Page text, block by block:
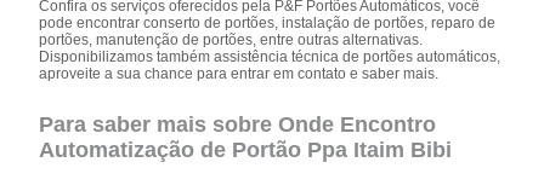
Confira os serviços oferecidos pela P&F Portões Automáticos, você
pode encontrar conserto de portões, instalação de portões, reparo de
portões, manutenção de portões, entre outras alternativas.
Disponibilizamos também assistência técnica de portões automáticos,
aproveite a sua chance para entrar em contato e saber mais.
Para saber mais sobre Onde Encontro
Automatização de Portão Ppa Itaim Bibi